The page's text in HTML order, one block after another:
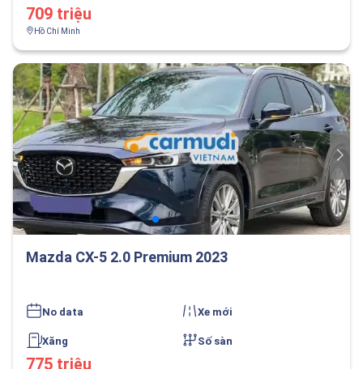
709 triệu
Hồ Chí Minh
Mazda CX-5 2.0 Premium 2023
No data Xe mới
Xăng Số sàn
775 triệu